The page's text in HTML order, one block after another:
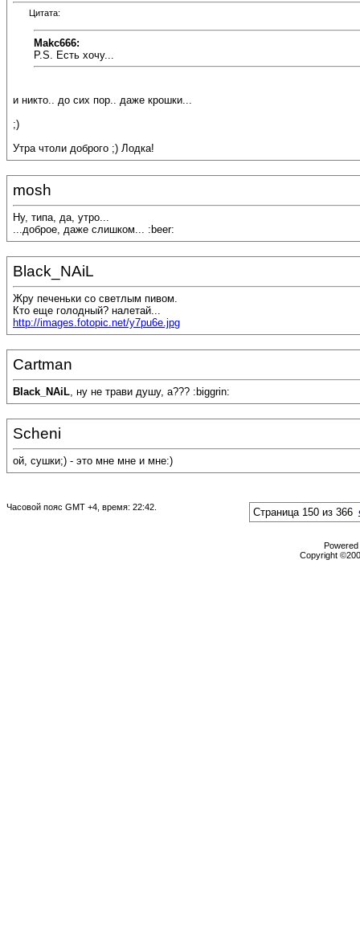
Цитата:
Makc666:
P.S. Есть хочу...
и никто.. до сих пор.. даже крошки...
;)
Утра чтоли доброго ;) Лодка!
mosh
Ну, типа, да, утро...
...доброе, даже слишком... :beer:
Black_NAiL
Жру печеньки со светлым пивом.
Кто еще голодный? налетай...
http://images.fotopic.net/y7pu6e.jpg
Cartman
Black_NAiL, ну не трави душу, а??? :biggrin:
Scheni
ой, сушки;) - это мне мне и мне:)
Часовой пояс GMT +4, время: 22:42 Страница 150 из 366
Copyright